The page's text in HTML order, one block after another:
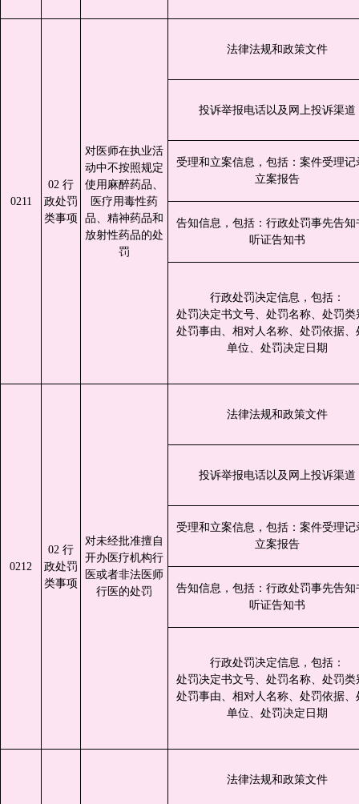
0211
02 行
政处罚
类事项
对医师在执业活
动中不按照规定
使用麻醉药品、
医疗用毒性药
品、精神药品和
放射性药品的处
罚
法律法规和政策文件
投诉举报电话以及网上投诉渠道
受理和立案信息，包括：案件受理记
立案报告
告知信息，包括：行政处罚事先告知
听证告知书
行政处罚决定信息，包括：
处罚决定书文号、处罚名称、处罚类
处罚事由、相对人名称、处罚依据、
单位、处罚决定日期
0212
02 行
政处罚
类事项
对未经批准擅自
开办医疗机构行
医或者非法医师
行医的处罚
法律法规和政策文件
投诉举报电话以及网上投诉渠道
受理和立案信息，包括：案件受理记
立案报告
告知信息，包括：行政处罚事先告知
听证告知书
行政处罚决定信息，包括：
处罚决定书文号、处罚名称、处罚类
处罚事由、相对人名称、处罚依据、
单位、处罚决定日期
法律法规和政策文件